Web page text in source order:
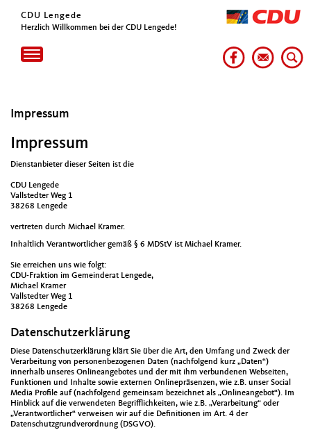
CDU Lengede
Herzlich Willkommen bei der CDU Lengede!
Toggle
navigation
Impressum
Impressum
Dienstanbieter dieser Seiten ist die
CDU Lengede
Vallstedter Weg 1
38268 Lengede
vertreten durch Michael Kramer.
Inhaltlich Verantwortlicher gemäß § 6 MDStV ist Michael Kramer.
Sie erreichen uns wie folgt:
CDU-Fraktion im Gemeinderat Lengede,
Michael Kramer
Vallstedter Weg 1
38268 Lengede
Datenschutzerklärung
Diese Datenschutzerklärung klärt Sie über die Art, den Umfang und Zweck der
Verarbeitung von personenbezogenen Daten (nachfolgend kurz „Daten“)
innerhalb unseres Onlineangebotes und der mit ihm verbundenen Webseiten,
Funktionen und Inhalte sowie externen Onlinepräsenzen, wie z.B. unser Social
Media Profile auf (nachfolgend gemeinsam bezeichnet als „Onlineangebot“). Im
Hinblick auf die verwendeten Begrifflichkeiten, wie z.B. „Verarbeitung“ oder
„Verantwortlicher“ verweisen wir auf die Definitionen im Art. 4 der
Datenschutzgrundverordnung (DSGVO).